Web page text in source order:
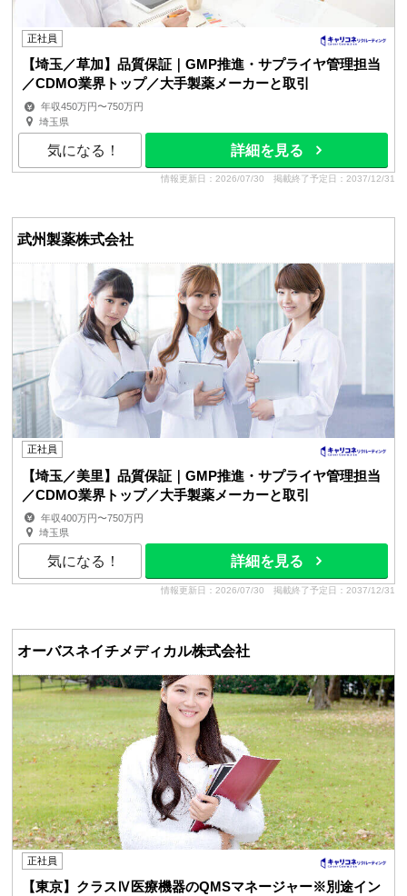
正社員
【埼玉／草加】品質保証｜GMP推進・サプライヤ管理担当
／CDMO業界トップ／大手製薬メーカーと取引
年収450万円〜750万円
埼玉県
気になる！ 詳細を見る
情報更新日：2026/07/30 掲載終了予定日：2037/12/31
武州製薬株式会社
正社員
【埼玉／美里】品質保証｜GMP推進・サプライヤ管理担当
／CDMO業界トップ／大手製薬メーカーと取引
年収400万円〜750万円
埼玉県
気になる！ 詳細を見る
情報更新日：2026/07/30 掲載終了予定日：2037/12/31
オーバスネイチメディカル株式会社
正社員
【東京】クラスⅣ医療機器のQMSマネージャー※別途イン